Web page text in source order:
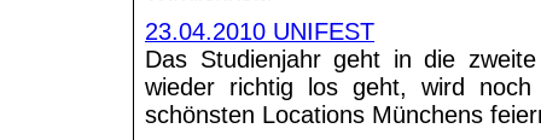
23.04.2010 UNIFEST
Das Studienjahr geht in die
wieder richtig los geht, wird
schönsten Locations Münchens